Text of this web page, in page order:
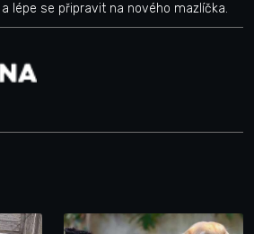
lépe se připravit na nového mazlíčka.